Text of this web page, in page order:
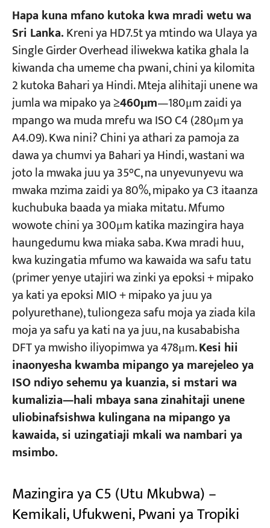
Hapa kuna mfano kutoka kwa mradi wetu wa
Sri Lanka.Kreni ya HD7.5t ya mtindo wa Ulaya ya
Single Girder Overhead iliwekwa katika ghala la
kiwanda cha umeme cha pwani, chini ya kilomita
2 kutoka Bahari ya Hindi. Mteja alihitaji unene wa
jumla wa mipako ya≥460μm—180μm zaidi ya
mpango wa muda mrefu wa ISO C4 (280μm ya
A4.09). Kwa nini? Chini ya athari za pamoja za
dawa ya chumvi ya Bahari ya Hindi, wastani wa
joto la mwaka juu ya 35°C, na unyevunyevu wa
mwaka mzima zaidi ya 80%, mipako ya C3 itaanza
kuchubuka baada ya miaka mitatu. Mfumo
wowote chini ya 300μm katika mazingira haya
haungedumu kwa miaka saba. Kwa mradi huu,
kwa kuzingatia mfumo wa kawaida wa safu tatu
(primer yenye utajiri wa zinki ya epoksi + mipako
ya kati ya epoksi MIO + mipako ya juu ya
polyurethane), tuliongeza safu moja ya ziada kila
moja ya safu ya kati na ya juu, na kusababisha
DFT ya mwisho iliyopimwa ya 478μm.Kesi hii
inaonyesha kwamba mipango ya marejeleo ya
ISO ndiyo sehemu ya kuanzia, si mstari wa
kumalizia—hali mbaya sana zinahitaji unene
uliobinafsishwa kulingana na mipango ya
kawaida, si uzingatiaji mkali wa nambari ya
msimbo.
Mazingira ya C5 (Utu Mkubwa) –
Kemikali, Ufukweni, Pwani ya Tropiki